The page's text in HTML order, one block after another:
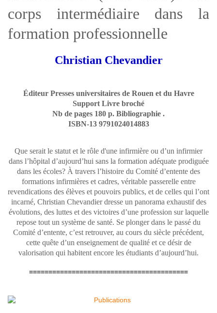
corps intermédiaire dans la
formation professionnelle
Christian Chevandier
Éditeur Presses universitaires de Rouen et du Havre
Support Livre broché
Nb de pages 180 p. Bibliographie .
ISBN-13 9791024014883
Que serait le statut et le rôle d'une infirmière ou d’un infirmier
dans l’hôpital d’aujourd’hui sans la formation adéquate prodiguée
dans les écoles? À travers l’histoire du Comité d’entente des
formations infirmières et cadres, véritable passerelle entre
revendications des élèves et pouvoirs publics, et de celles qui l’ont
incarné, Christian Chevandier dresse un panorama exhaustif des
évolutions, des luttes et des victoires d’une profession sur laquelle
repose tout un système de santé. Se plonger dans le passé du
Comité d’entente, c’est retrouver, au cours du siècle précédent,
cette quête d’un enseignement de qualité et ce désir de
valorisation qui habitent encore les étudiants d’aujourd’hui.
=========================================